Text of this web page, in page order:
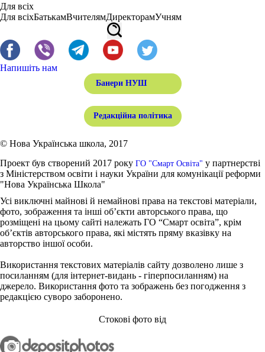
Для всіх
Для всіхБатькамВчителямДиректорамУчням
Напишіть нам
Банери НУШ
Редакційна політика
© Нова Українська школа, 2017
Проект був створений 2017 року ГО "Смарт Освіта" у партнерстві
з Міністерством освіти і науки України для комунікації реформи
"Нова Українська Школа"
Усі виключні майнові й немайнові права на текстові матеріали,
фото, зображення та інші об’єкти авторського права, що
розміщені на цьому сайті належать ГО “Смарт освіта”, крім
об’єктів авторського права, які містять пряму вказівку на
авторство іншої особи.
Використання текстових матеріалів сайту дозволено лише з
посиланням (для інтернет-видань - гіперпосиланням) на
джерело. Використання фото та зображень без погодження з
редакцією суворо заборонено.
Стокові фото від